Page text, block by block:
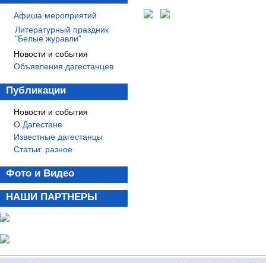
Афиша мероприятий
Литературный праздник
"Белые журавли"
Новости и события
Объявления дагестанцев
Публикации
Новости и события
О Дагестане
Известные дагестанцы
Статьи: разное
Фото и Видео
НАШИ ПАРТНЕРЫ